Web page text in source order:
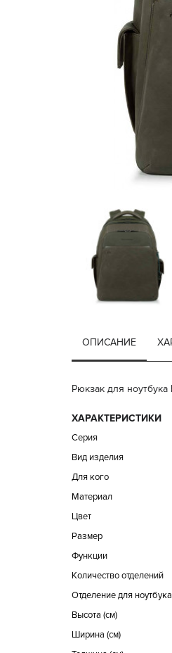
ОПИСАНИЕ
Рюкзак для ноутбука
ХАРАКТЕРИСТИКИ
Серия
Вид изделия
Для кого
Материал
Цвет
Размер
Функции
Количество отделений
Отделение для ноутбука
Высота (см)
Ширина (см)